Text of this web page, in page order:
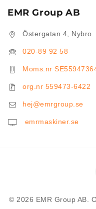
EMR Group AB
Östergatan 4, Nybro
020-89 92 58
Moms.nr
org.nr 559473-6422
hej@emrgroup.se
emrmaskiner.se
© 2026 EMR Group AB.